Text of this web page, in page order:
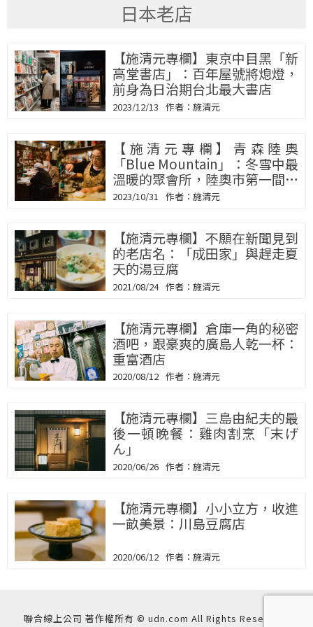
日本老店
【施清元專欄】東京中目黑「新
高堂書店」：百年屋號將熄燈，
前身為日治期台北最大書店
2023/12/13 施清元
【施清元專欄】青森陸奧
「Blue Mountain」：冬雪中最
溫暖的聚會所，陸奧市第一間自
烘咖啡店
2023/10/31 施清元
【施清元專欄】不願在新聞見到
的老店名：「成田家」與趕走夏
天的湯豆腐
2021/08/24 施清元
【施清元專欄】倉庫一角的秘密
酒吧，跟豪爽的廣島人乾一杯：
重富酒店
2020/08/12 施清元
【施清元專欄】三島由紀夫的最
後一頓晚餐：雞肉割烹「末げ
ん」
2020/06/26 施清元
【施清元專欄】小小立方，收進
一畝美景：川島豆腐店
2020/06/12 施清元
聯合線上公司 著作權所有 © udn.com All Rights Reserved.